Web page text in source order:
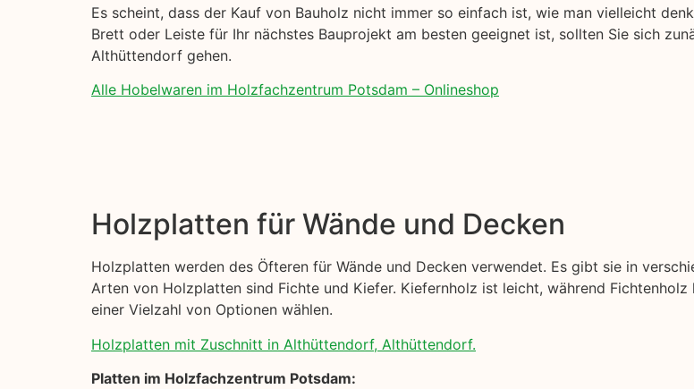
Es scheint, dass der Kauf von Bauholz nicht immer so einfach ist, wie man vielleicht
Brett oder Leiste für Ihr nächstes Bauprojekt am besten geeignet ist, sollten Sie sich
Althüttendorf gehen.
Alle Hobelwaren im Holzfachzentrum Potsdam – Onlineshop
Holzplatten für Wände und Decken
Holzplatten werden des Öfteren für Wände und Decken verwendet. Es gibt sie in
Arten von Holzplatten sind Fichte und Kiefer. Kiefernholz ist leicht, während
einer Vielzahl von Optionen wählen.
Holzplatten mit Zuschnitt in Althüttendorf, Althüttendorf.
Platten im Holzfachzentrum Potsdam: